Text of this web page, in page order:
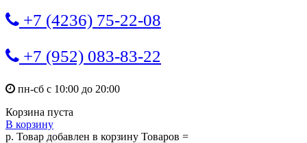
+7 (4236) 75-22-08
+7 (952) 083-83-22
пн-сб с 10:00 до 20:00
Корзина пуста
В корзину
р. Товар добавлен в корзину Товаров =